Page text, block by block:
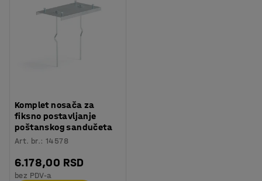
Komplet nosača za
fiksno postavljanje
poštanskog sandučeta
Art. br.:14578
6.178,00 RSD
bez PDV-a